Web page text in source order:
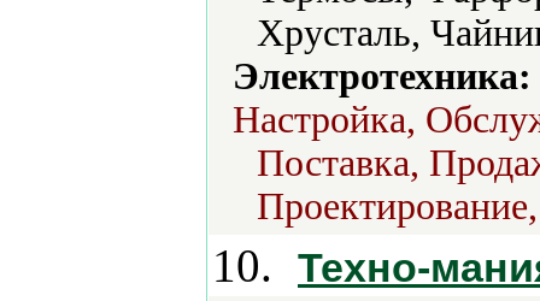
Хрусталь,
Электротехника:
Настройка,
Поставка,
10. Техно-